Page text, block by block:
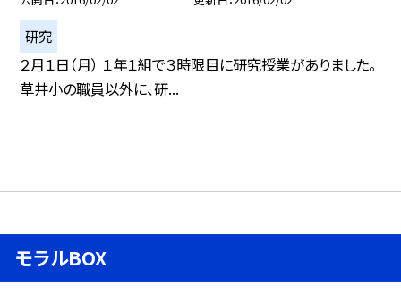
研究
２月１日（月） １年１組で３時限目に研究授業がありました。
草井小の職員以外に、研...
モラルBOX